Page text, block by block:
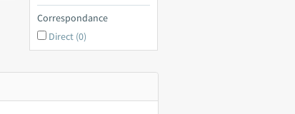
Correspondance
Direct (0)